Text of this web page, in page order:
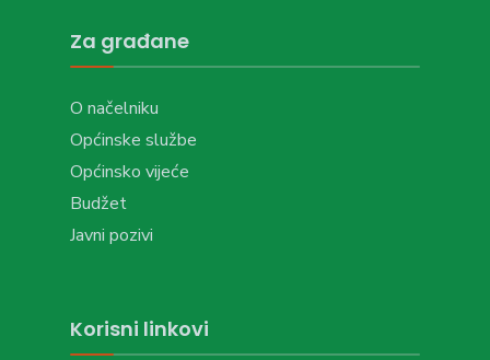
Za građane
O načelniku
Općinske službe
Općinsko vijeće
Budžet
Javni pozivi
Korisni linkovi